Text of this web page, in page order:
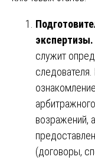
экспертизы.
служит
возражений,
(договоры,